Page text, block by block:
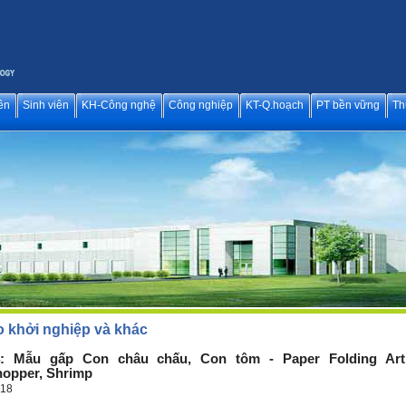
Sinh viên KH-Công nghệ Công nghiệp KT-Q.hoạch PT bền vững
khởi nghiệp và khác
Mẫu gấp Con châu chấu, Con tôm - Paper Folding
Shrimp